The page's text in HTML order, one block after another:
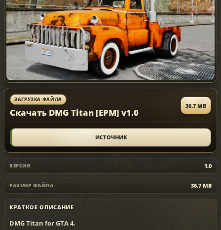
ЗАГРУЗКА ФАЙЛА
Скачать DMG Titan [EPM] v1.0
36.7 MB
ИСТОЧНИК
ВЕРСИЯ 1.0
РАЗМЕР ФАЙЛА 36.7 MB
КРАТКОЕ ОПИСАНИЕ
DMG Titan for GTA 4.